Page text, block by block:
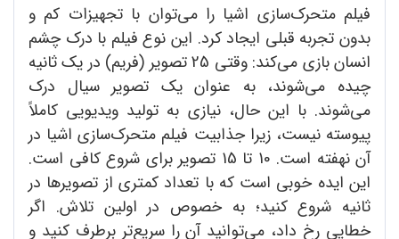
فیلم متحرک‌سازی اشیا را می‌توان با تجهیزات کم و
بدون تجربه قبلی ایجاد کرد. این نوع فیلم با درک چشم
انسان بازی می‌کند: وقتی 25 تصویر (فریم) در یک ثانیه
چیده می‌شوند، به عنوان یک تصویر سیال درک
می‌شوند. با این حال، نیازی به تولید ویدیویی کاملاً
پیوسته نیست، زیرا جذابیت فیلم متحرک‌سازی اشیا در
آن نهفته است. 10 تا 15 تصویر برای شروع کافی است.
این ایده خوبی است که با تعداد کمتری از تصویرها در
ثانیه شروع کنید؛ به خصوص در اولین تلاش. اگر
خطایی رخ داد، می‌توانید آن را سریع‌تر برطرف کنید و